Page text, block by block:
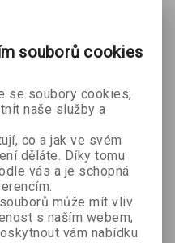
299 Kč
Marcela
268 Kč 298 Kč
materiály. Malované
využít jako efektní
tvorbu. Kniha nabízí
souborů cookies
se soubory cookies,
naše služby a
co a jak ve svém
děláte. Díky tomu
vás a je schopná
může mít vliv
s naším webem,
vám nabídku